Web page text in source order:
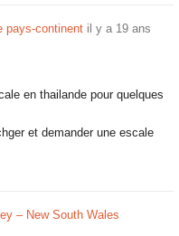
pays-continent il y a 19 ans
en thailande pour quelques
et demander une escale
– New South Wales